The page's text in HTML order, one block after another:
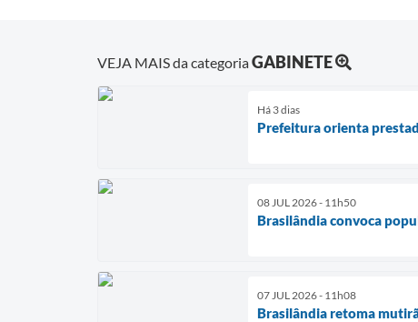
VEJA MAIS da categoriaGABINETE
Há 3 dias
Prefeitura orienta
08 JUL 2026 - 11h50
Brasilândia convoca
07 JUL 2026 - 11h08
Brasilândia retoma